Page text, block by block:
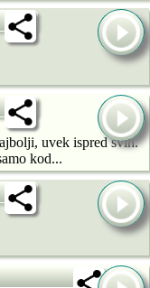
uvek ispred svih.
kod...